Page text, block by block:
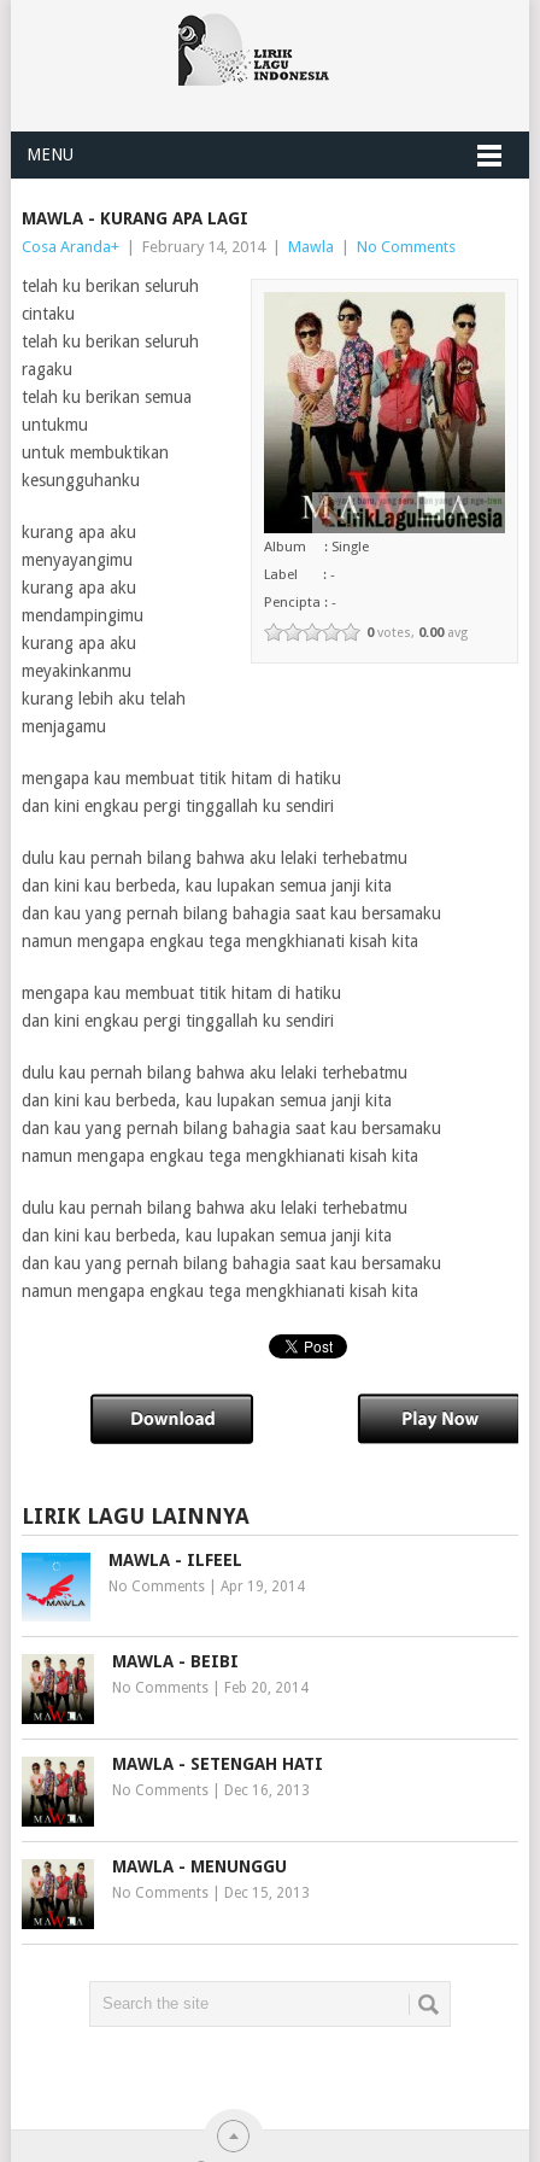
MENU
MAWLA - KURANG APA LAGI
Cosa Aranda+ February 14, 2014 Mawla No Comments
Album : Single
Label : -
Pencipta : -
0votes, 0.00avg
telah ku berikan seluruh
cintaku
telah ku berikan seluruh
ragaku
telah ku berikan semua
untukmu
untuk membuktikan
kesungguhanku
kurang apa aku
menyayangimu
kurang apa aku
mendampingimu
kurang apa aku
meyakinkanmu
kurang lebih aku telah
menjagamu
mengapa kau membuat titik hitam di hatiku
dan kini engkau pergi tinggallah ku sendiri
dulu kau pernah bilang bahwa aku lelaki terhebatmu
dan kini kau berbeda, kau lupakan semua janji kita
dan kau yang pernah bilang bahagia saat kau bersamaku
namun mengapa engkau tega mengkhianati kisah kita
mengapa kau membuat titik hitam di hatiku
dan kini engkau pergi tinggallah ku sendiri
dulu kau pernah bilang bahwa aku lelaki terhebatmu
dan kini kau berbeda, kau lupakan semua janji kita
dan kau yang pernah bilang bahagia saat kau bersamaku
namun mengapa engkau tega mengkhianati kisah kita
dulu kau pernah bilang bahwa aku lelaki terhebatmu
dan kini kau berbeda, kau lupakan semua janji kita
dan kau yang pernah bilang bahagia saat kau bersamaku
namun mengapa engkau tega mengkhianati kisah kita
LIRIK LAGU LAINNYA
MAWLA - ILFEEL
No Comments| Apr 19, 2014
MAWLA - BEIBI
No Comments| Feb 20, 2014
MAWLA - SETENGAH HATI
No Comments| Dec 16, 2013
MAWLA - MENUNGGU
No Comments| Dec 15, 2013